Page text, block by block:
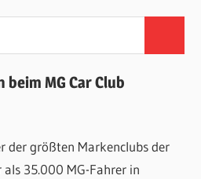
MG Car Club
der größten Markenclubs der
35.000 MG-Fahrer in